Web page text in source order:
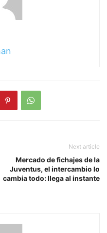
Next article
Mercado de fichajes de la
Juventus, el intercambio lo
cambia todo: llega al instante